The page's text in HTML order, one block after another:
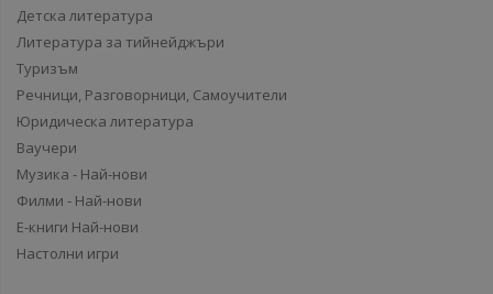
Детска литература
Литература за тийнейджъри
Туризъм
Речници, Разговорници, Самоучители
Юридическа литература
Ваучери
Музика - Най-нови
Филми - Най-нови
Е-книги Най-нови
Настолни игри